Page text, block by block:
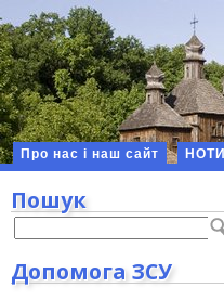
Про нас і наш сайт НОТИ
Пошук
Допомога ЗСУ